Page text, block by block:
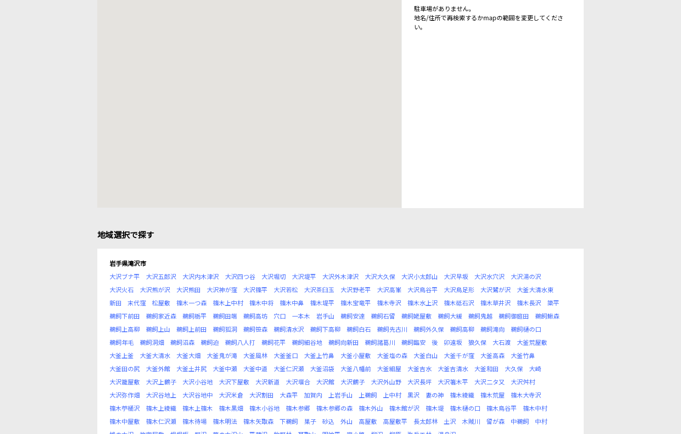
駐車場がありません。
地名/住所で再検索するかmapの範囲を変更してくださ
い。
地域選択で探す
岩手県滝沢市
大沢ブナ平
大沢五郎沢 大沢内木津沢 大沢四つ谷 大沢堀切 大沢堤平 大沢外木津沢 大沢大久保 大沢小太郎山 大沢早坂 大沢水穴沢
大沢湯の沢
大沢火石
大沢熊が沢 大沢熊田 大沢神が窪 大沢篠平 大沢若松 大沢茶臼玉 大沢野老平 大沢高峯 大沢鳥谷平 大沢鳥足形 大沢鷺が沢
大釜大清水東
新田
末代窪 松屋敷 篠木一つ森 篠木上中村 篠木中将 篠木中鼻 篠木堤平 篠木宝竜平 篠木寺沢 篠木水上沢 篠木砥石沢 篠木草井沢 篠木長沢
簗平
鵜飼下前田
鵜飼家近森 鵜飼栃平 鵜飼田端 鵜飼高坊 穴口 一本木 岩手山 鵜飼安達 鵜飼石留 鵜飼姥屋敷 鵜飼大緩 鵜飼鬼越 鵜飼御庭田
鵜飼鰍森
鵜飼上高柳
鵜飼上山 鵜飼上前田 鵜飼狐洞 鵜飼笹森 鵜飼清水沢 鵜飼下高柳 鵜飼白石 鵜飼先古川 鵜飼外久保 鵜飼高柳 鵜飼滝向
鵜飼樋の口
鵜飼年毛
鵜飼洞畑 鵜飼沼森 鵜飼迫 鵜飼八人打 鵜飼花平 鵜飼細谷地 鵜飼向新田 鵜飼諸葛川 鵜飼臨安 後 卯遠坂 狼久保 大石渡
大釜荒屋敷
大釜上釜
大釜大清水 大釜大畑 大釜鬼が滝 大釜風林 大釜釜口 大釜上竹鼻 大釜小屋敷 大釜塩の森 大釜白山 大釜千が窪 大釜高森
大釜竹鼻
大釜田の尻
大釜外館 大釜土井尻 大釜中瀬 大釜中道 大釜仁沢瀬 大釜沼袋 大釜八幡前 大釜細屋 大釜吉水 大釜吉清水 大釜和田 大久保
大崎
大沢籠屋敷
大沢上鶴子 大沢小谷地 大沢下屋敷 大沢新道 大沢堰合 大沢館 大沢鶴子 大沢外山野 大沢長坪 大沢箸木平 大沢二タ又
大沢舛村
大沢弥作畑
大沢谷地上 大沢谷地中 大沢米倉 大沢割田 大森平 加賀内 上岩手山 上鵜飼 上中村 黒沢 妻の神 篠木綾織 篠木荒屋
篠木大寺沢
篠木苧桶沢
篠木上綾織 篠木上篠木 篠木黒畑 篠木小谷地 篠木参郷 篠木参郷の森 篠木外山 篠木館が沢 篠木堤 篠木樋の口 篠木鳥谷平
篠木中村
篠木中屋敷
篠木仁沢瀬 篠木待場 篠木明法 篠木矢取森 下鵜飼 巣子 砂込 外山 高屋敷 高屋敷平 長太郎林 土沢 木賊川 留が森 中鵜飼
中村